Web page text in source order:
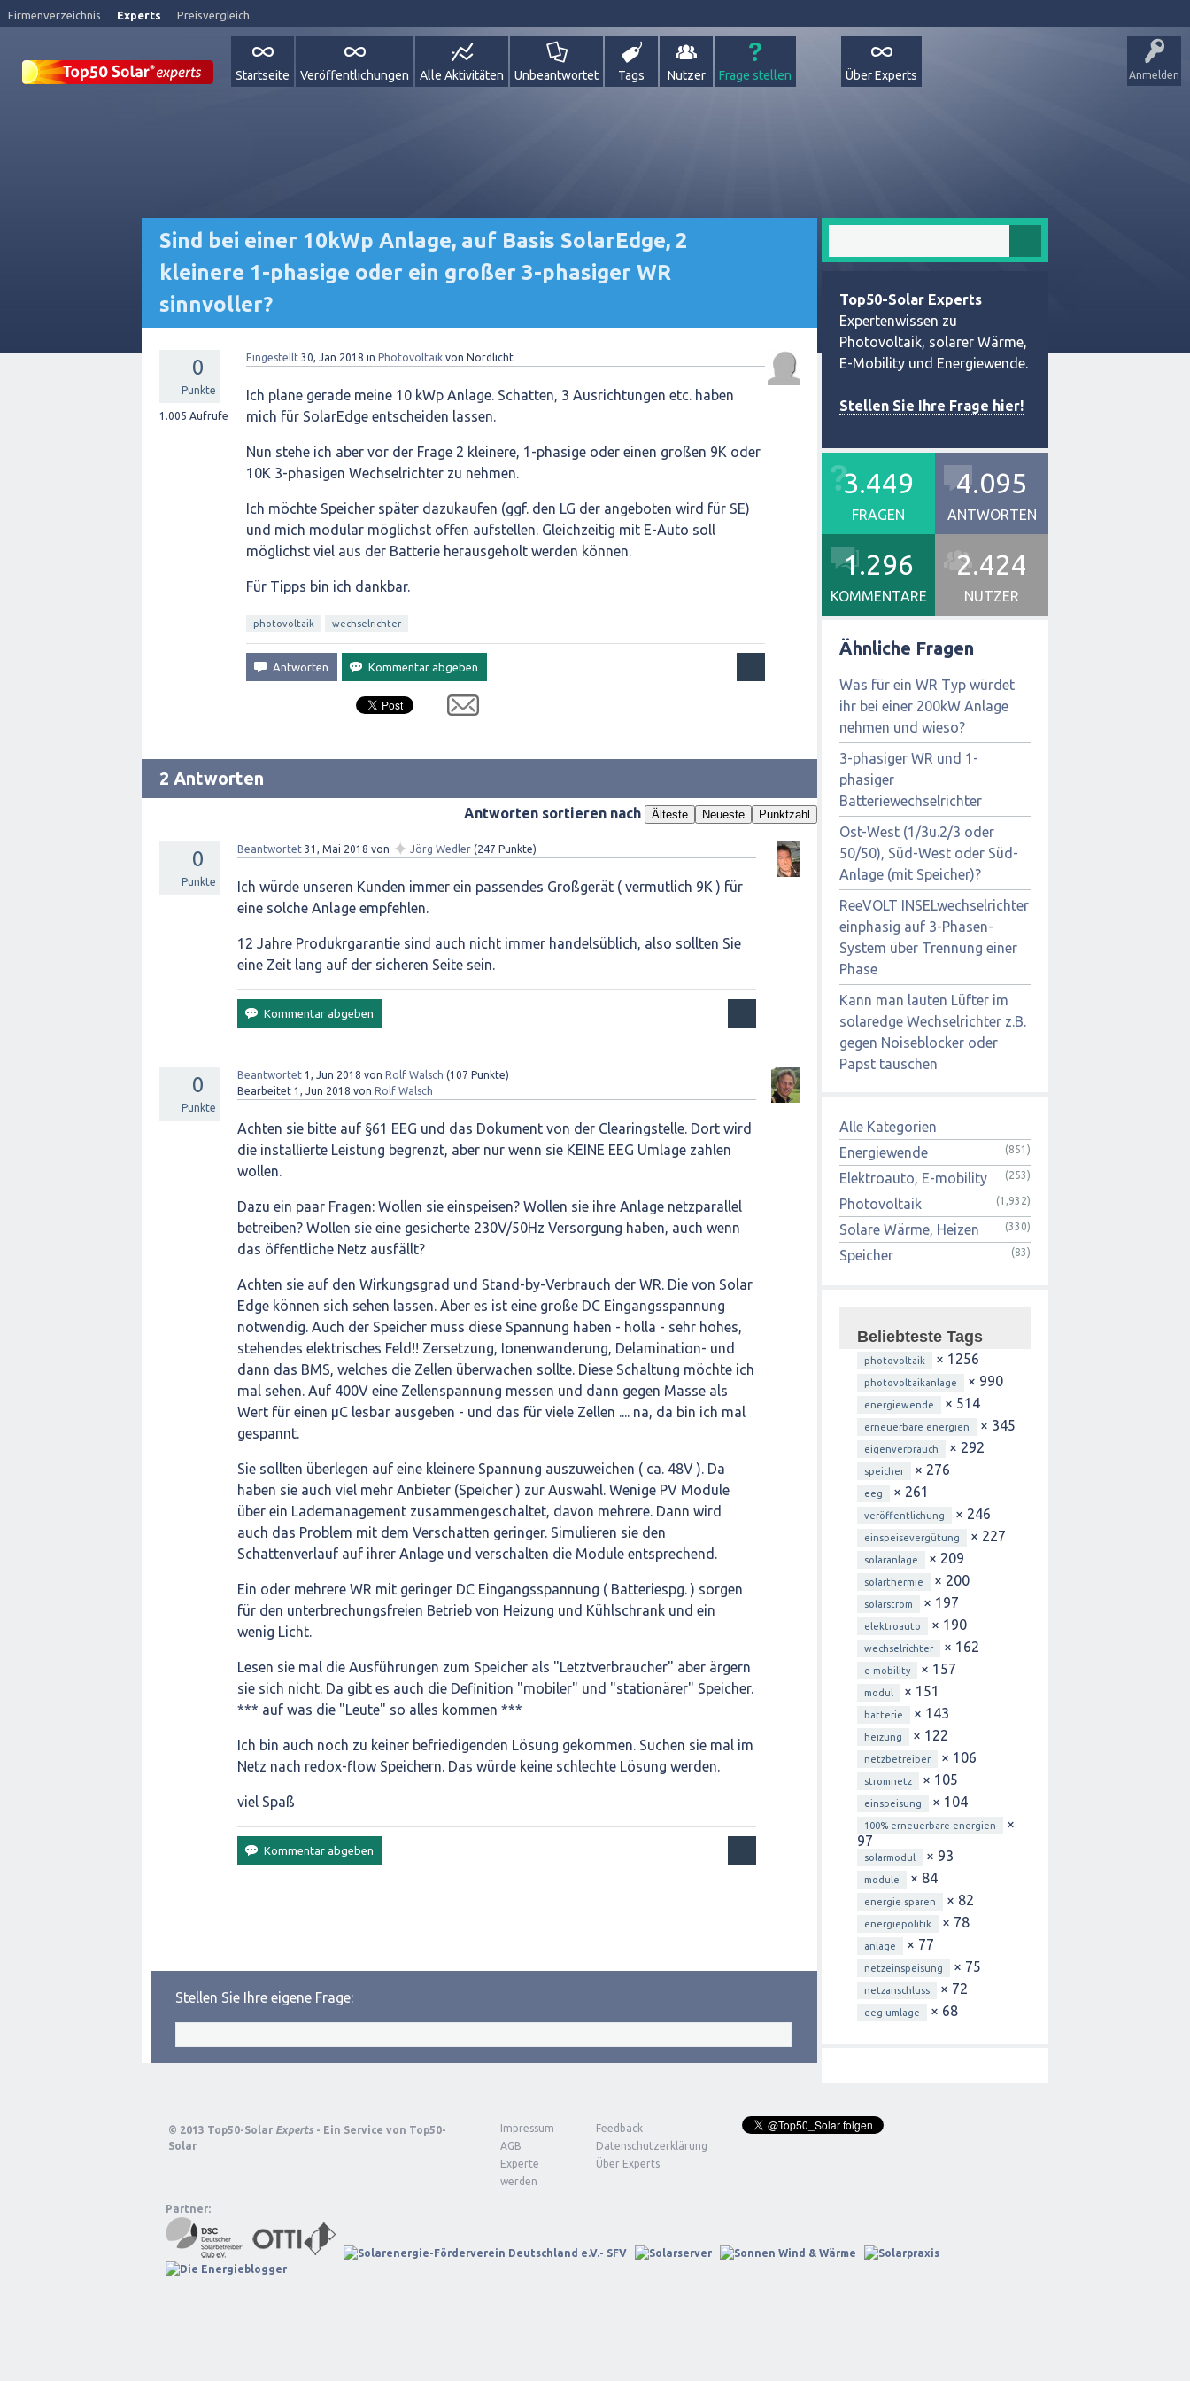
Firmenverzeichnis Experts Preisvergleich
Anmelden
Startseite Veröffentlichungen Alle Aktivitäten Unbeantwortet Tags Nutzer Frage stellen Über Experts
Sind bei einer 10kWp Anlage, auf Basis SolarEdge, 2
kleinere 1-phasige oder ein großer 3-phasiger WR
sinnvoller?
0
Punkte
1.005 Aufrufe
Eingestellt 30, Jan 2018 in Photovoltaik von Nordlicht
Ich plane gerade meine 10 kWp Anlage. Schatten, 3 Ausrichtungen etc. haben
mich für SolarEdge entscheiden lassen.
Nun stehe ich aber vor der Frage 2 kleinere, 1-phasige oder einen großen 9K oder
10K 3-phasigen Wechselrichter zu nehmen.
Ich möchte Speicher später dazukaufen (ggf. den LG der angeboten wird für SE)
und mich modular möglichst offen aufstellen. Gleichzeitig mit E-Auto soll
möglichst viel aus der Batterie herausgeholt werden können.
Für Tipps bin ich dankbar.
photovoltaik wechselrichter
2 Antworten
Antworten sortieren nach Älteste Neueste Punktzahl
0
Punkte
Beantwortet 31, Mai 2018 von ✦ Jörg Wedler (247 Punkte)
Ich würde unseren Kunden immer ein passendes Großgerät ( vermutlich 9K ) für
eine solche Anlage empfehlen.
12 Jahre Produkrgarantie sind auch nicht immer handelsüblich, also sollten Sie
eine Zeit lang auf der sicheren Seite sein.
0
Punkte
Beantwortet 1, Jun 2018 von Rolf Walsch (107 Punkte)
Bearbeitet 1, Jun 2018 von Rolf Walsch
Achten sie bitte auf §61 EEG und das Dokument von der Clearingstelle. Dort wird
die installierte Leistung begrenzt, aber nur wenn sie KEINE EEG Umlage zahlen
wollen.
Dazu ein paar Fragen: Wollen sie einspeisen? Wollen sie ihre Anlage netzparallel
betreiben? Wollen sie eine gesicherte 230V/50Hz Versorgung haben, auch wenn
das öffentliche Netz ausfällt?
Achten sie auf den Wirkungsgrad und Stand-by-Verbrauch der WR. Die von Solar
Edge können sich sehen lassen. Aber es ist eine große DC Eingangsspannung
notwendig. Auch der Speicher muss diese Spannung haben - holla - sehr hohes,
stehendes elektrisches Feld!! Zersetzung, Ionenwanderung, Delamination- und
dann das BMS, welches die Zellen überwachen sollte. Diese Schaltung möchte ich
mal sehen. Auf 400V eine Zellenspannung messen und dann gegen Masse als
Wert für einen µC lesbar ausgeben - und das für viele Zellen .... na, da bin ich mal
gespannt.
Sie sollten überlegen auf eine kleinere Spannung auszuweichen ( ca. 48V ). Da
haben sie auch viel mehr Anbieter (Speicher ) zur Auswahl. Wenige PV Module
über ein Lademanagement zusammengeschaltet, davon mehrere. Dann wird
auch das Problem mit dem Verschatten geringer. Simulieren sie den
Schattenverlauf auf ihrer Anlage und verschalten die Module entsprechend.
Ein oder mehrere WR mit geringer DC Eingangsspannung ( Batteriespg. ) sorgen
für den unterbrechungsfreien Betrieb von Heizung und Kühlschrank und ein
wenig Licht.
Lesen sie mal die Ausführungen zum Speicher als "Letztverbraucher" aber ärgern
sie sich nicht. Da gibt es auch die Definition "mobiler" und "stationärer" Speicher.
*** auf was die "Leute" so alles kommen ***
Ich bin auch noch zu keiner befriedigenden Lösung gekommen. Suchen sie mal im
Netz nach redox-flow Speichern. Das würde keine schlechte Lösung werden.
viel Spaß
Stellen Sie Ihre eigene Frage:
Top50-Solar Experts
Expertenwissen zu
Photovoltaik, solarer Wärme,
E-Mobility und Energiewende.
Stellen Sie Ihre Frage hier!
3.449
FRAGEN
4.095
ANTWORTEN
1.296
KOMMENTARE
2.424
NUTZER
Ähnliche Fragen
Was für ein WR Typ würdet
ihr bei einer 200kW Anlage
nehmen und wieso?
3-phasiger WR und 1-
phasiger
Batteriewechselrichter
Ost-West (1/3u.2/3 oder
50/50), Süd-West oder Süd-
Anlage (mit Speicher)?
ReeVOLT INSELwechselrichter
einphasig auf 3-Phasen-
System über Trennung einer
Phase
Kann man lauten Lüfter im
solaredge Wechselrichter z.B.
gegen Noiseblocker oder
Papst tauschen
Alle Kategorien
Energiewende
(851)
Elektroauto, E-mobility (253)
Photovoltaik (1,932)
Solare Wärme, Heizen (330)
Speicher (83)
Beliebteste Tags
photovoltaik × 1256
photovoltaikanlage × 990
energiewende × 514
erneuerbare energien × 345
eigenverbrauch × 292
speicher × 276
eeg × 261
veröffentlichung × 246
einspeisevergütung × 227
solaranlage × 209
solarthermie × 200
solarstrom × 197
elektroauto × 190
wechselrichter × 162
e-mobility × 157
modul × 151
batterie × 143
heizung × 122
netzbetreiber × 106
stromnetz × 105
einspeisung × 104
100% erneuerbare energien
×
97
solarmodul × 93
module × 84
energie sparen × 82
energiepolitik × 78
anlage × 77
netzeinspeisung × 75
netzanschluss × 72
eeg-umlage × 68
© 2013 Top50-Solar Experts - Ein Service von Top50-
Solar
Impressum
Feedback
AGB
Datenschutzerklärung
Experte
werden
Über Experts
Partner: